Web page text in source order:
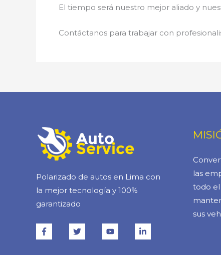
El tiempo será nuestro mejor aliado y
Contáctanos para trabajar con
Polarizado de autos en Lima con
la mejor tecnología y 100%
garantizado
las
todo el
sus